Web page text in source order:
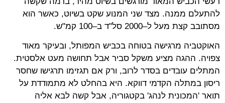
להתעלם ממנה. מצד שני המנוע שקט בשיוט, כאשר הוא
מסתובב קצת מעל ל–2000 סל"ד ב–100 קמ"ש
.
האוקטביה מרגישה בטוחה בכביש המפותל, ובעיקר מאוד
צפויה. ההגה מציע משקל סביר אבל תחושה מעט אלסטית.
המתלים עובדים בסדר לרוב, ורק אם תגזימו תרגישו שחסר
ריסון במתלה הקדמי דווקא. היא בהחלט לא מתמודדת על
תואר 'המכונית לנהג' בקטגוריה, אבל קשה לבא אליה